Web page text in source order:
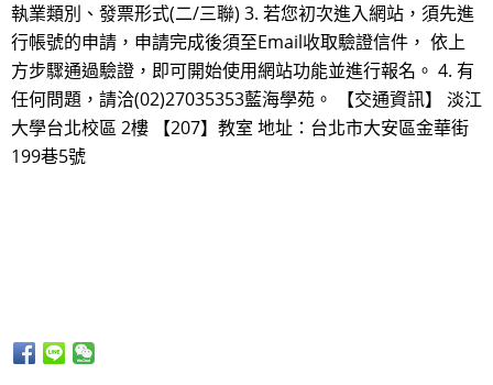
執業類別、發票形式(二/三聯) 3. 若您初次進入網站，須先進
行帳號的申請，申請完成後須至Email收取驗證信件， 依上
方步驟通過驗證，即可開始使用網站功能並進行報名。 4. 有
任何問題，請洽(02)27035353藍海學苑。 【交通資訊】 淡江
大學台北校區 2樓 【207】教室 地址：台北市大安區金華街
199巷5號